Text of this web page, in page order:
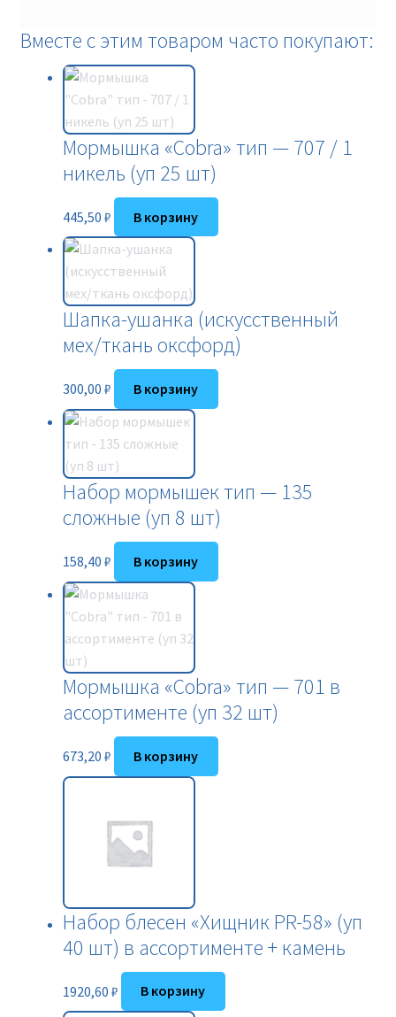
Вместе с этим товаром часто покупают:
Мормышка «Cobra» тип — 707 / 1
никель (уп 25 шт)
445,50 ₽ В корзину
Шапка-ушанка (искусственный
мех/ткань оксфорд)
300,00 ₽ В корзину
Набор мормышек тип — 135
сложные (уп 8 шт)
158,40 ₽ В корзину
Мормышка «Cobra» тип — 701 в
ассортименте (уп 32 шт)
673,20 ₽ В корзину
Набор блесен «Хищник PR-58» (уп
40 шт) в ассортименте + камень
1920,60 ₽ В корзину